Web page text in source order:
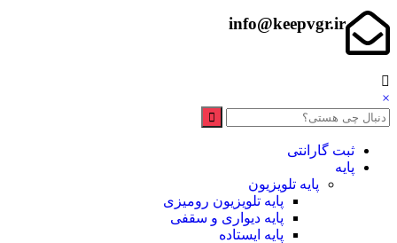
info@keepvgr.ir
×
ثبت گارانتی
پایه
پایه تلویزیون
پایه تلویزیون رومیزی
پایه دیواری و سقفی
پایه ایستاده